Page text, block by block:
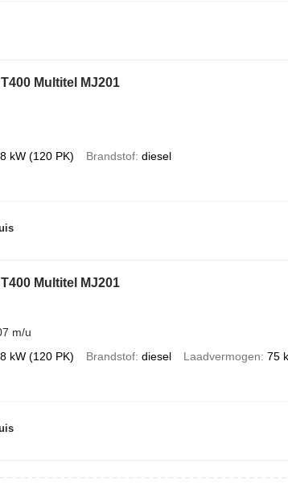
Multitel MJ201
kW (120 PK) Brandstof diesel
Multitel MJ201
m/u
kW (120 PK) Brandstof diesel Laadvermogen 75